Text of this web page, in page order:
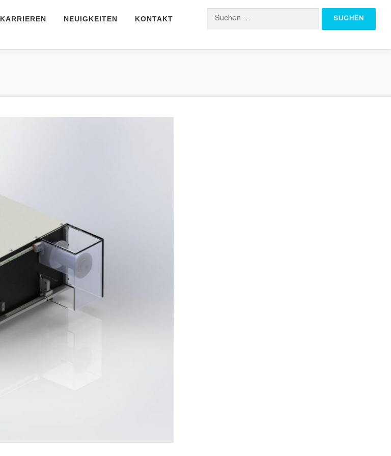
KARRIEREN NEUIGKEITEN KONTAKT Suchen nach: